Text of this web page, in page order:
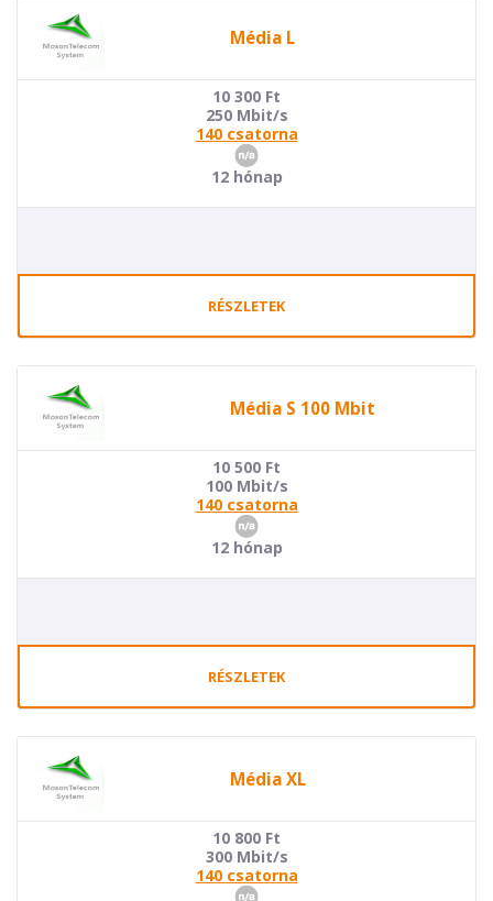
Média L
10 300 Ft
250 Mbit/s
140 csatorna
12 hónap
RÉSZLETEK
Média S 100 Mbit
10 500 Ft
100 Mbit/s
140 csatorna
12 hónap
RÉSZLETEK
Média XL
10 800 Ft
300 Mbit/s
140 csatorna